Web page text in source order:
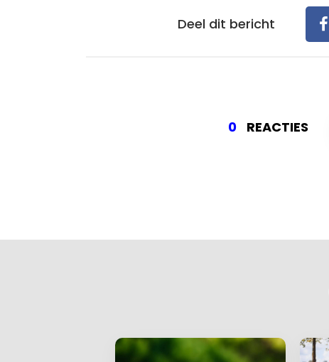
Deel dit bericht
0 REACTIES